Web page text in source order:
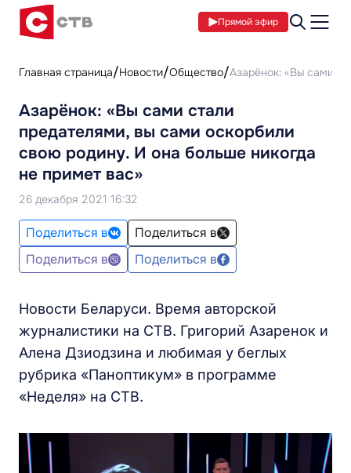
Прямой эфир
Главная страница Новости Общество Азарёнок: «Вы сами
Азарёнок: «Вы сами стали
предателями, вы сами оскорбили
свою родину. И она больше никогда
не примет вас»
26 декабря 2021 16:32
Поделиться в
Поделиться в
Поделиться в
Поделиться в
Новости Беларуси. Время авторской
журналистики на СТВ. Григорий Азаренок и
Алена Дзиодзина и любимая у беглых
рубрика «Паноптикум» в программе
«Неделя» на СТВ.